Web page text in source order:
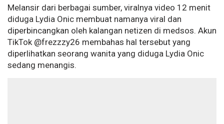
Melansir dari berbagai sumber, viralnya video 12 menit
diduga Lydia Onic membuat namanya viral dan
diperbincangkan oleh kalangan netizen di medsos. Akun
TikTok @frezzzy26 membahas hal tersebut yang
diperlihatkan seorang wanita yang diduga Lydia Onic
sedang menangis.